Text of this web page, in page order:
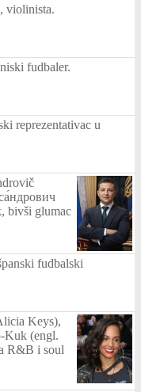
violinista.
fudbaler.
reprezentativac u
bivši glumac
fudbalski
Keys),
Kuk (engl.
R&B i soul